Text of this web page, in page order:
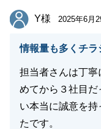
Y様
Y様 2025年6月
情報量も多くチ
担当者さんは丁
めてから３社目
い本当に誠意を
たです。